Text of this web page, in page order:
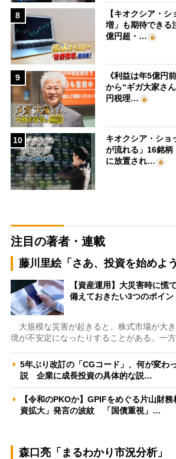
8
【キオクシア・
増」も期待できる
億円超・…
9
《利益は年5億円
から“ギガ大家さ
円税理…
10
キオクシア・ショ
が流れる」16銘
に放置され…
注目の著者・連載
藤川里絵「さあ、投資を始めよう
【資産運用】大災害時に慌
備えておきたい3つのポイ
大規模な災害が起きると、株式市場が大
境が不安定になったりすることがある。一
5年ぶり改訂の「CGコード」、何が変わ
説 企業に成長投資の具体的な説…
【令和のPKOか】GPIFをめぐる片山財
資拡大」発言の波紋 「国債重視」…
森口亮「まるわかり市況分析」